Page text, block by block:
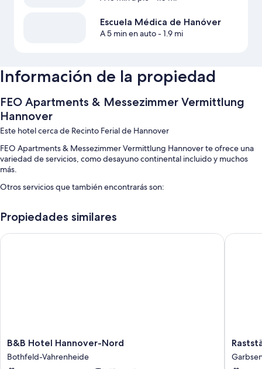
Escuela Médica de Hanóver
A 5 min en auto- 1.9 mi
Información de la propiedad
FEO Apartments & Messezimmer Vermittlung
Hannover
Este hotel cerca de Recinto Ferial de Hannover
FEO Apartments & Messezimmer Vermittlung Hannover te ofrece una
variedad de servicios, como desayuno continental incluido y muchos
más.
Otros servicios que también encontrarás son:
Cocinas, refrigeradores y lavavajillas
Propiedades similares
B&B
Hotel
Hannover-
B&B Hotel Hannover-Nord
Bothfeld-Vahrenheide
B&B Hotel Hannover-Nord
Garbsen